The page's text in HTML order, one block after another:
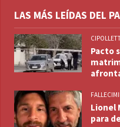
LAS MÁS LEÍDAS DEL
Pacto
Lionel
para